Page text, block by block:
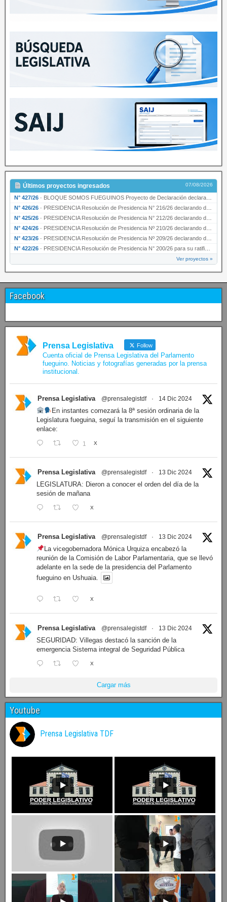
Últimos proyectos ingresados 07/08/2026
N° 427/26 · BLOQUE SOMOS FUEGUINOS Proyecto de Declaración declarando de interés provincial PRESIDENCI…
N° 426/26 · PRESIDENCIA Resolución de Presidencia N° 216/26 declarando de interés provincial la labor …
N° 425/26 · PRESIDENCIA Resolución de Presidencia N° 212/26 declarando de interés provincial el “50° A…
N° 424/26 · PRESIDENCIA Resolución de Presidencia Nº 210/26 declarando de interés provincial el proyec…
N° 423/26 · PRESIDENCIA Resolución de Presidencia Nº 209/26 declarando de interés provincial la presen…
N° 422/26 · PRESIDENCIA Resolución de Presidencia N° 200/26 para su ratificación.
Ver proyectos »
Facebook
Prensa Legislativa Follow
Cuenta oficial de Prensa Legislativa del Parlamento
fueguino. Noticias y fotografías generadas por la prensa
institucional.
Prensa Legislativa @prensalegistdf · 14 Dic 2024
En instantes comezará la 8ª sesión ordinaria de la
Legislatura fueguina, seguí la transmisión en el siguiente
enlace:
1 X
Prensa Legislativa @prensalegistdf · 13 Dic 2024
LEGISLATURA: Dieron a conocer el orden del día de la
sesión de mañana
X
Prensa Legislativa @prensalegistdf · 13 Dic 2024
La vicegobernadora Mónica Urquiza encabezó la
reunión de la Comisión de Labor Parlamentaria, que se llevó
adelante en la sede de la presidencia del Parlamento
fueguino en Ushuaia.
X
Prensa Legislativa @prensalegistdf · 13 Dic 2024
SEGURIDAD: Villegas destacó la sanción de la
emergencia Sistema integral de Seguridad Pública
X
Cargar más
Youtube
Prensa Legislativa TDF